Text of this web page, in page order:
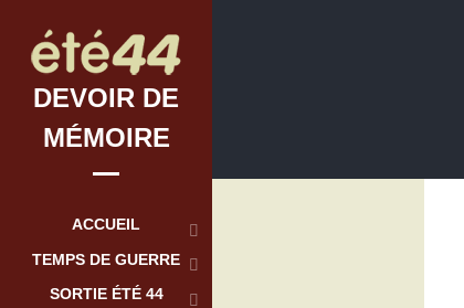
DEVOIR DE
MÉMOIRE
ACCUEIL
TEMPS DE GUERRE
SORTIE ÉTÉ 44